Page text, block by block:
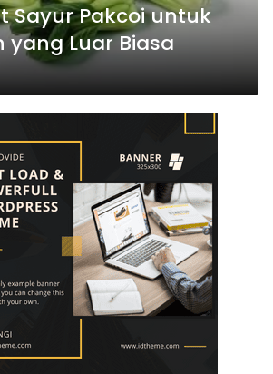
Sayur Pakcoi untuk
yang Luar Biasa